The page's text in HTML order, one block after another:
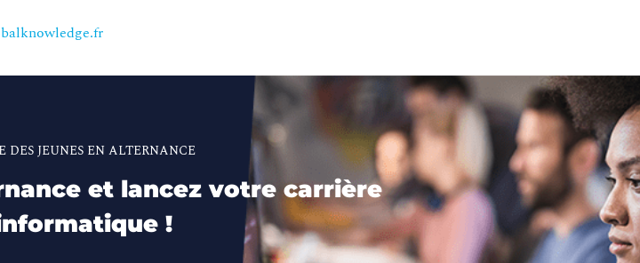
DES JEUNES EN ALTERNANCE
et lancez votre carrière
!